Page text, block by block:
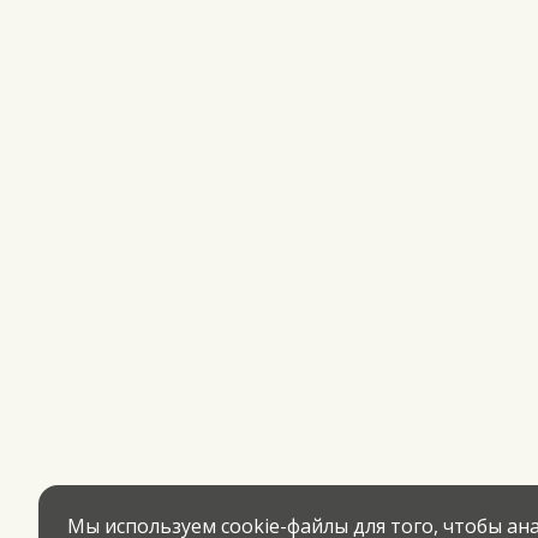
Мы используем cookie-файлы для того, чтобы